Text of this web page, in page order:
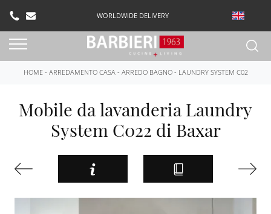
WORLDWIDE DELIVERY
HOME- ARREDAMENTO CASA- ARREDO BAGNO - LAUNDRY SYSTEM C02
Mobile da lavanderia Laundry
System C022 di Baxar